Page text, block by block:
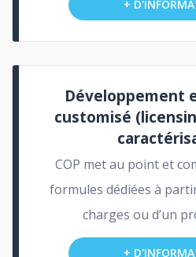
+
Développement
customisé
COP met au point et
formules dédiées à
charges ou d’un
+